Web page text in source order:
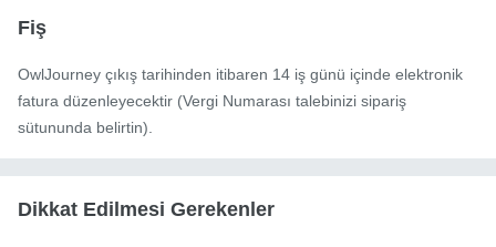
Fiş
OwlJourney çıkış tarihinden itibaren 14 iş günü içinde elektronik
fatura düzenleyecektir (Vergi Numarası talebinizi sipariş
sütununda belirtin).
Dikkat Edilmesi Gerekenler